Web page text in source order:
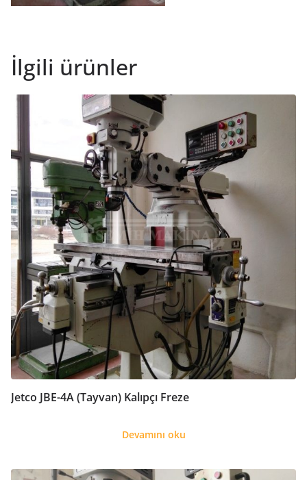
İlgili ürünler
Jetco JBE-4A (Tayvan) Kalıpçı Freze
Devamını oku